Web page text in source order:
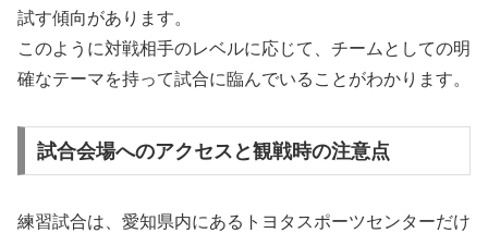
試す傾向があります。
このように対戦相手のレベルに応じて、チームとしての明
確なテーマを持って試合に臨んでいることがわかります。
試合会場へのアクセスと観戦時の注意点
練習試合は、愛知県内にあるトヨタスポーツセンターだけ